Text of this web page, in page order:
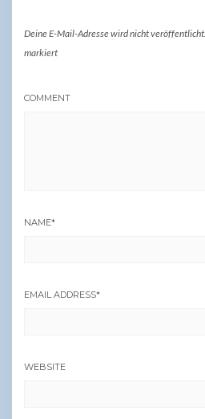
Deine E-Mail-Adresse wird nicht veröffentlicht.
markiert
COMMENT
NAME*
EMAIL ADDRESS*
WEBSITE